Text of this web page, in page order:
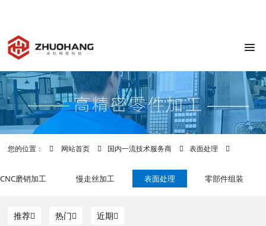
您的位置： 网站首页 国内一流技术服务商 表面处理
CNC磨销加工 慢走丝加工 表面处理 零部件组装
推荐 热门 近期